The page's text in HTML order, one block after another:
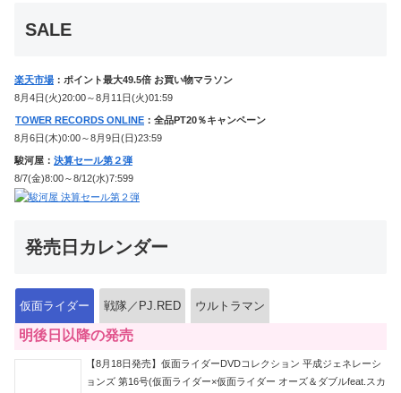
SALE
楽天市場 ：ポイント最大49.5倍 お買い物マラソン
8月4日(火)20:00～8月11日(火)01:59
TOWER RECORDS ONLINE ：全品PT20％キャンペーン
8月6日(木)0:00～8月9日(日)23:59
駿河屋： 決算セール第２弾
8/7(金)8:00～8/12(水)7:599
発売日カレンダー
仮面ライダー 戦隊／PJ.RED ウルトラマン
明後日以降の発売
【8月18日発売】仮面ライダーDVDコレクション 平成ジェネレーシ
ョンズ 第16号(仮面ライダー×仮面ライダー オーズ＆ダブルfeat.スカ